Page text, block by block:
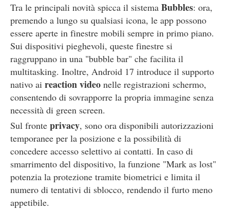
Tra le principali novità spicca il sistema Bubbles: ora,
premendo a lungo su qualsiasi icona, le app possono
essere aperte in finestre mobili sempre in primo piano.
Sui dispositivi pieghevoli, queste finestre si
raggruppano in una "bubble bar" che facilita il
multitasking. Inoltre, Android 17 introduce il supporto
nativo ai reaction video nelle registrazioni schermo,
consentendo di sovrapporre la propria immagine senza
necessità di green screen.
Sul fronte privacy, sono ora disponibili autorizzazioni
temporanee per la posizione e la possibilità di
concedere accesso selettivo ai contatti. In caso di
smarrimento del dispositivo, la funzione "Mark as lost"
potenzia la protezione tramite biometrici e limita il
numero di tentativi di sblocco, rendendo il furto meno
appetibile.